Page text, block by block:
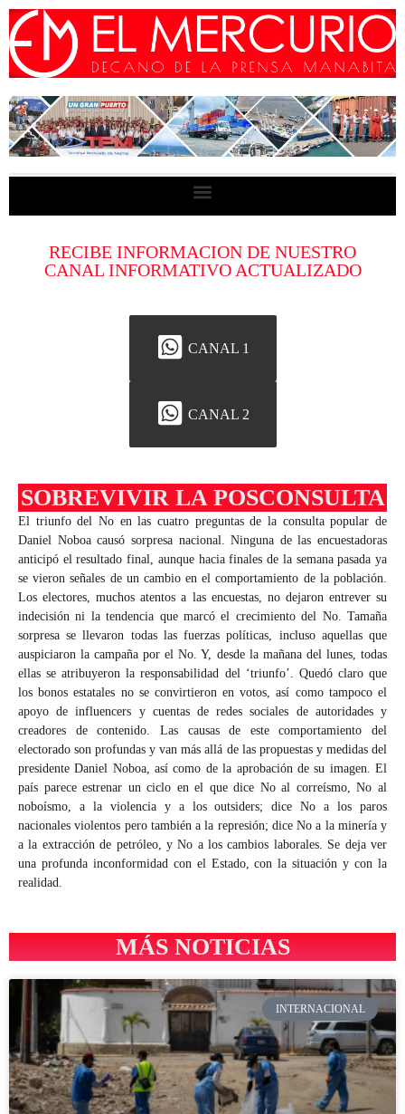
RECIBE INFORMACION DE NUESTRO
CANAL INFORMATIVO ACTUALIZADO
CANAL 1
CANAL 2
SOBREVIVIR LA POSCONSULTA
El triunfo del No en las cuatro preguntas de la consulta popular de
Daniel Noboa causó sorpresa nacional. Ninguna de las encuestadoras
anticipó el resultado final, aunque hacia finales de la semana pasada ya
se vieron señales de un cambio en el comportamiento de la población.
Los electores, muchos atentos a las encuestas, no dejaron entrever su
indecisión ni la tendencia que marcó el crecimiento del No. Tamaña
sorpresa se llevaron todas las fuerzas políticas, incluso aquellas que
auspiciaron la campaña por el No. Y, desde la mañana del lunes, todas
ellas se atribuyeron la responsabilidad del ‘triunfo’. Quedó claro que
los bonos estatales no se convirtieron en votos, así como tampoco el
apoyo de influencers y cuentas de redes sociales de autoridades y
creadores de contenido. Las causas de este comportamiento del
electorado son profundas y van más allá de las propuestas y medidas del
presidente Daniel Noboa, así como de la aprobación de su imagen. El
país parece estrenar un ciclo en el que dice No al correísmo, No al
noboísmo, a la violencia y a los outsiders; dice No a los paros
nacionales violentos pero también a la represión; dice No a la minería y
a la extracción de petróleo, y No a los cambios laborales. Se deja ver
una profunda inconformidad con el Estado, con la situación y con la
realidad.
MÁS NOTICIAS
INTERNACIONAL